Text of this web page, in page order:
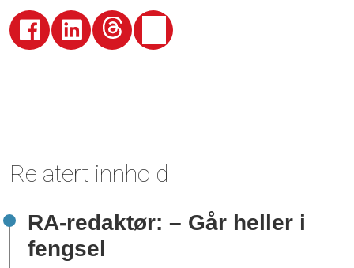
Relatert innhold
RA-redaktør: – Går heller i
fengsel